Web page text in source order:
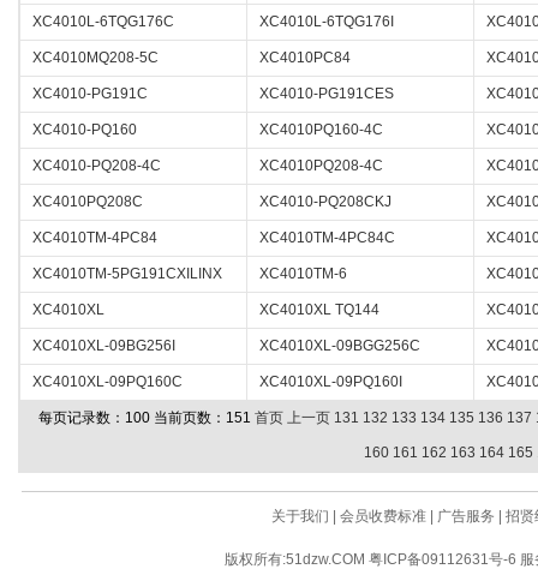
XC4010L-6TQG176C XC4010L-6TQG176I
XC4010MQ208-5C XC4010PC84
XC4010-PG191C XC4010-PG191CES
XC4010-PQ160 XC4010PQ160-4C
XC4010-PQ208-4C XC4010PQ208-4C
XC4010PQ208C XC4010-PQ208CKJ
XC4010TM-4PC84 XC4010TM-4PC84C
XC4010TM-5PG191CXILINX XC4010TM-6
XC4010XL XC4010XL TQ144
XC4010XL-09BG256I XC4010XL-09BGG256C
XC4010XL-09PQ160C XC4010XL-09PQ160I
每页记录数：100 当前页数：151 首页 上一页 131 132 133 134 135 136 137
160 161 162 163 164 165
关于我们 会员收费标准 广告服务 招贤
版权所有:51dzw.COM 粤ICP备09112631号-6 服